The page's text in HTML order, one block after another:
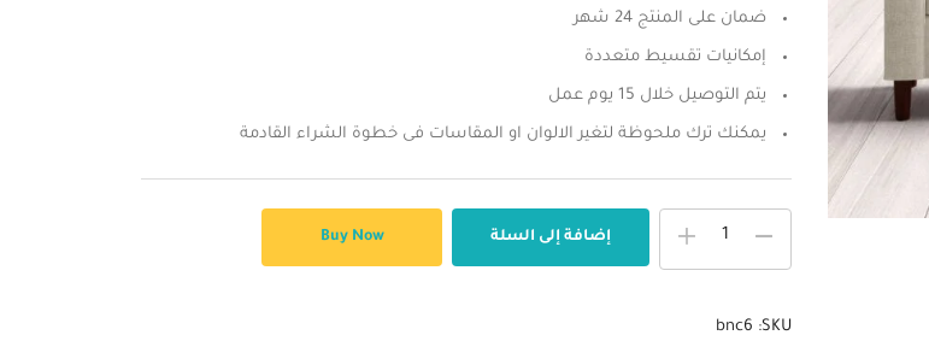
ضمان على المنتج 24 شهر
إمكانيات تقسيط متعددة
يتم التوصيل خلال 15 يوم عمل
يمكنك ترك ملحوظة لتغير الالوان او المقاسات فى خطوة الشراء القادمة
إضافة إلى السلة Buy Now
SKU:
bnc6